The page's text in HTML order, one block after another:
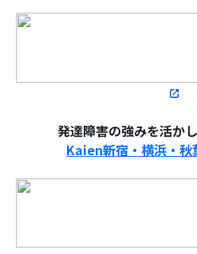
発達障害の強みを活か
Kaien新宿・横浜・秋